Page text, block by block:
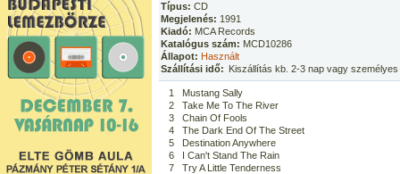
Típus: CD
Megjelenés: 1991
Kiadó: MCA Records
Katalógus szám: MCD10286
Állapot: Használt
Szállítási idő: Kiszállítás kb. 2-3 nap vagy
1
Mustang Sally
2
Take Me To The River
3
Chain Of Fools
4
The Dark End Of The Street
5
Destination Anywhere
6
I Can't Stand The Rain
7
Try A Little Tenderness